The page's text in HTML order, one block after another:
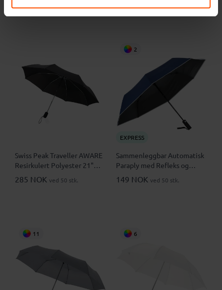
Swiss Peak Traveller AWARE
Resirkulert Polyester 21"
Automatisk Sammenleggbar
Paraply
285 NOK ved 50 stk.
2
EXPRESS
Sammenleggbar Automatisk
Paraply med Refleks og
Nødhammer
149 NOK ved 50 stk.
11 6